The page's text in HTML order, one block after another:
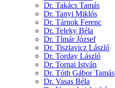
Dr. Takács Tamás
Dr. Tanyi Miklós
Dr. Tárnok Ferenc
Dr. Teleky Béla
Dr. Tímár József
Dr. Tiszlavicz László
Dr. Torday László
Dr. Tornai István
Dr. Tóth Gábor Tamás
Dr. Vasas Béla